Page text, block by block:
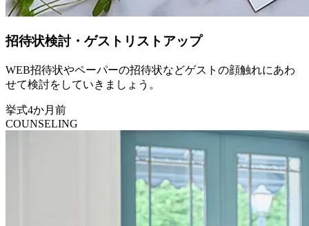
招待状検討・ゲストリストアップ
WEB招待状やペーパーの招待状などゲストの顔触れにあわ
せて検討をしていきましょう。
挙式4か月前
COUNSELING